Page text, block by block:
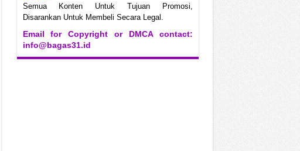
Semua Konten Untuk Tujuan Promosi,
Disarankan Untuk Membeli Secara Legal.
Email for Copyright or DMCA contact:
info@bagas31.id